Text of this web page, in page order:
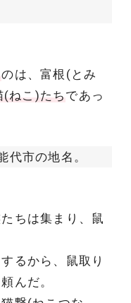
のは、富根(とみ
(ねこ)たち であっ
代市の地名。
ちは集まり、鼠
るから、鼠取り
んだ。